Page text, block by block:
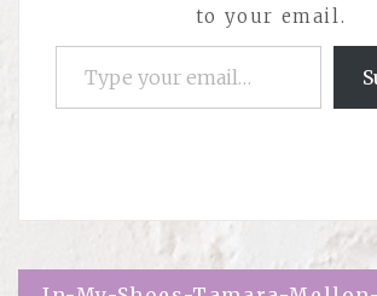
to your email.
Type your email…